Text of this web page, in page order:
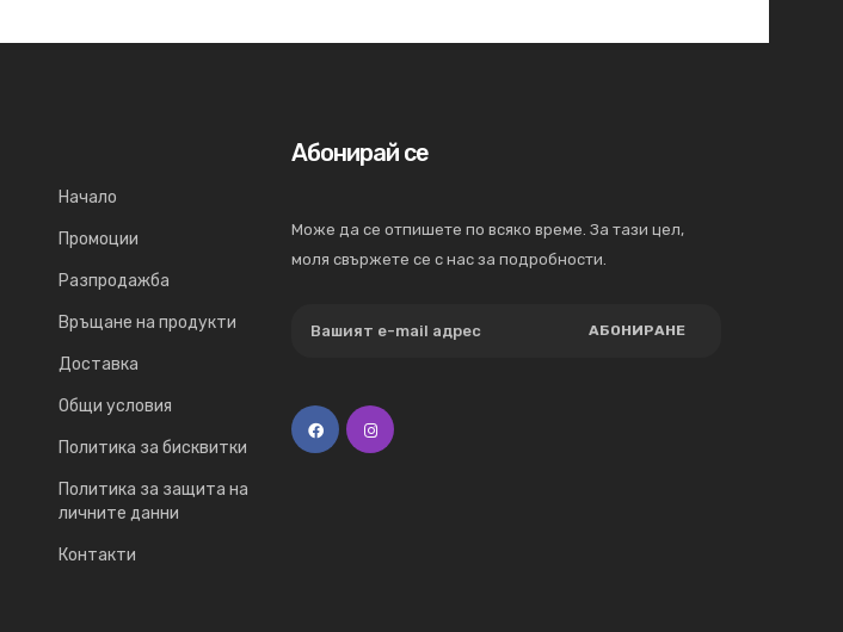
Начало
Промоции
Разпродажба
Връщане на продукти
Доставка
Общи условия
Политика за бисквитки
Политика за защита на
личните данни
Контакти
Абонирай се
Може да се отпишете по всяко време. За тази цел,
моля свържете се с нас за подробности.
АБОНИРАНЕ